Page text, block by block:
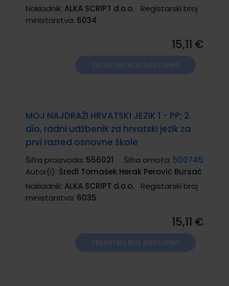
Nakladnik: ALKA SCRIPT d.o.o.
Registarski broj
ministarstva: 6034
15,11 €
MOJ NAJDRAŽI HRVATSKI JEZIK 1 - PP; 2.
dio, radni udžbenik za hrvatski jezik za
prvi razred osnovne škole
Šifra proizvoda: 556021 Šifra omota: 500745
Autor(i): Šredl Tomašek Herak Perović Bursać
Nakladnik: ALKA SCRIPT d.o.o.
Registarski broj
ministarstva: 6035
15,11 €